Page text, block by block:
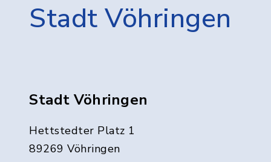
Stadt Vöhringen
Stadt Vöhringen
Hettstedter Platz 1
89269 Vöhringen